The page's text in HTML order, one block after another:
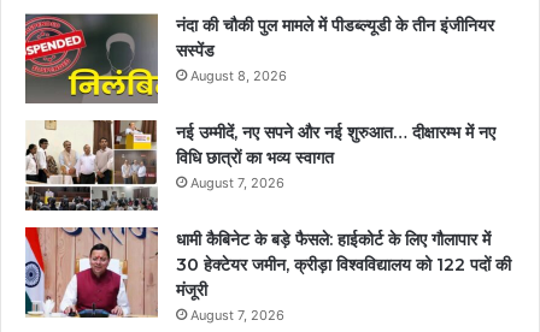
नंदा की चौकी पुल मामले में पीडब्ल्यूडी के तीन इंजीनियर
सस्पेंड
August 8, 2026
नई उम्मीदें, नए सपने और नई शुरुआत… दीक्षारम्भ में नए
विधि छात्रों का भव्य स्वागत
August 7, 2026
धामी कैबिनेट के बड़े फैसले: हाईकोर्ट के लिए गौलापार में
30 हेक्टेयर जमीन, क्रीड़ा विश्वविद्यालय को 122 पदों की
मंजूरी
August 7, 2026